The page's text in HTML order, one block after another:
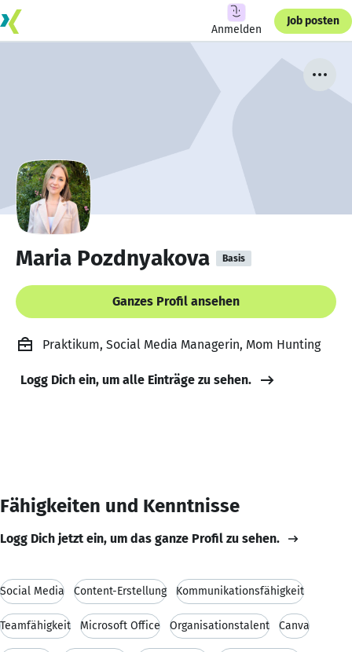
Anmelden
Job posten
Maria Pozdnyakova Basis
Ganzes Profil ansehen
Praktikum, Social Media Managerin, Mom Hunting
Logg Dich ein, um alle Einträge zu sehen.
Fähigkeiten und Kenntnisse
Logg Dich jetzt ein, um das ganze Profil zu sehen.
Social Media Content-Erstellung Kommunikationsfähigkeit
Teamfähigkeit Microsoft Office Organisationstalent Canva